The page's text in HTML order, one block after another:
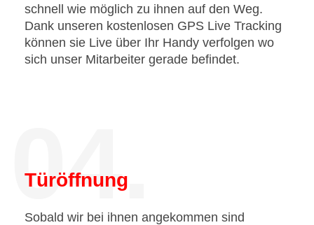
schnell wie möglich zu ihnen auf den Weg.
Dank unseren kostenlosen GPS Live Tracking
können sie Live über Ihr Handy verfolgen wo
sich unser Mitarbeiter gerade befindet.
04.
Türöffnung
Sobald wir bei ihnen angekommen sind